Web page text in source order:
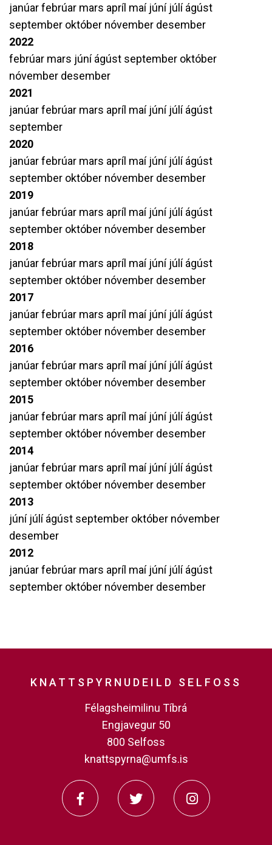
janúarfebrúar mars apríl maí júní júlíágúst
september október nóvember desember
2022
febrúar mars júníágúst september október
nóvember desember
2021
janúarfebrúar mars apríl maí júní júlíágúst
september
2020
janúarfebrúar mars apríl maí júní júlíágúst
september október nóvember desember
2019
janúarfebrúar mars apríl maí júní júlíágúst
september október nóvember desember
2018
janúarfebrúar mars apríl maí júní júlíágúst
september október nóvember desember
2017
janúarfebrúar mars apríl maí júní júlíágúst
september október nóvember desember
2016
janúarfebrúar mars apríl maí júní júlíágúst
september október nóvember desember
2015
janúarfebrúar mars apríl maí júní júlíágúst
september október nóvember desember
2014
janúarfebrúar mars apríl maí júní júlíágúst
september október nóvember desember
2013
júní júlíágúst september október nóvember
desember
2012
janúarfebrúar mars apríl maí júní júlíágúst
september október nóvember desember
KNATTSPYRNUDEILD SELFOSS
Félagsheimilinu Tíbrá
Engjavegur 50
800 Selfoss
knattspyrna@umfs.is